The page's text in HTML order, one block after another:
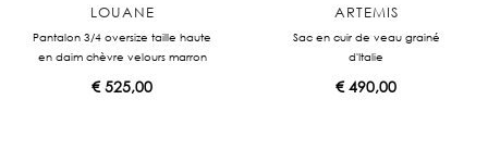
LOUANE
Pantalon 3/4 oversize taille haute
en daim chèvre velours marron
€525,00
ARTEMIS
Sac en cuir de veau grainé
d'Italie
€490,00